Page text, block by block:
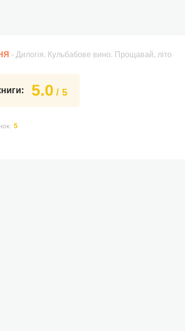
- Дилогія. Кульбабове вино. Прощавай, літо
5.0 / 5
5